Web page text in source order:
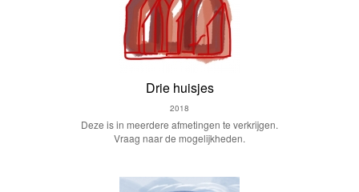
Drie huisjes
2018
Deze is in meerdere afmetingen te verkrijgen.
Vraag naar de mogelijkheden.